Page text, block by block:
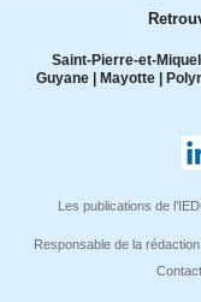
Saint-Pierre-et-
Guyane
Mayotte
Les publications de
Responsable de la